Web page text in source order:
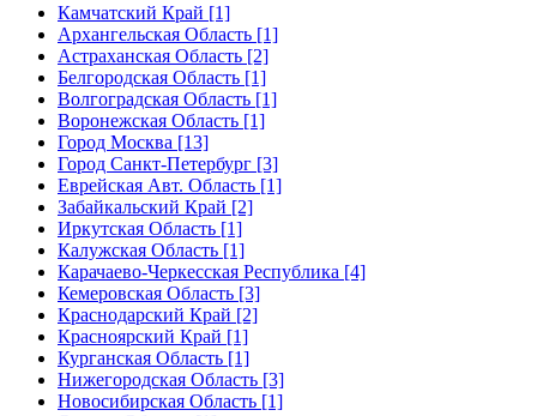
Камчатский Край [1]
Архангельская Область [1]
Астраханская Область [2]
Белгородская Область [1]
Волгоградская Область [1]
Воронежская Область [1]
Город Москва [13]
Город Санкт-Петербург [3]
Еврейская Авт. Область [1]
Забайкальский Край [2]
Иркутская Область [1]
Калужская Область [1]
Карачаево-Черкесская Республика [4]
Кемеровская Область [3]
Краснодарский Край [2]
Красноярский Край [1]
Курганская Область [1]
Нижегородская Область [3]
Новосибирская Область [1]